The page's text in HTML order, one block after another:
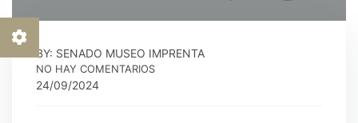
BY: SENADO MUSEO IMPRENTA
NO HAY COMENTARIOS
24/09/2024